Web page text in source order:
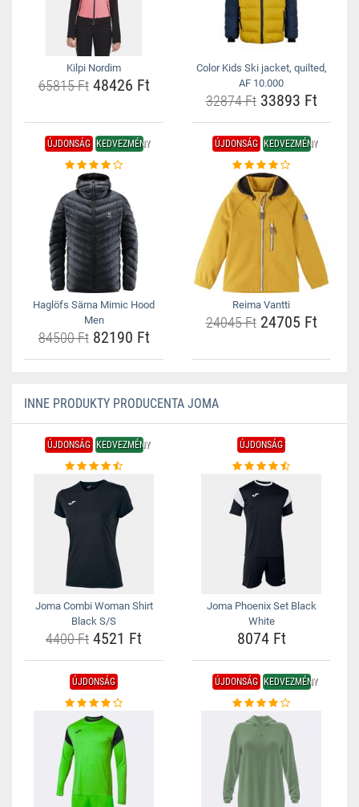
Kilpi Nordim
65815 Ft48426 Ft
Color Kids Ski jacket, quilted,
AF 10.000
32874 Ft33893 Ft
ÚJDONSÁG KEDVEZMÉNY
Haglöfs Särna Mimic Hood
Men
84500 Ft82190 Ft
ÚJDONSÁG KEDVEZMÉNY
Reima Vantti
24045 Ft24705 Ft
INNE PRODUKTY PRODUCENTA JOMA
ÚJDONSÁG KEDVEZMÉNY
Joma Combi Woman Shirt
Black S/S
4400 Ft 4521 Ft
ÚJDONSÁG
Joma Phoenix Set Black
White
8074 Ft
ÚJDONSÁG ÚJDONSÁG KEDVEZMÉNY